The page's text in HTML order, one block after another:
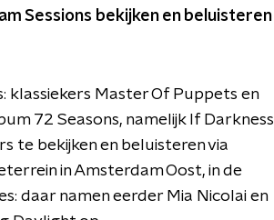
Sessions bekijken en beluisteren
klassiekers Master Of Puppets en
72 Seasons, namelijk If Darkness
te bekijken en beluisteren via
in Amsterdam Oost, in de
daar namen eerder Mia Nicolai en